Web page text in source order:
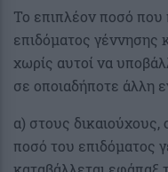
Το επιπλέον ποσό που
επιδόματος γέννησης
χωρίς αυτοί να
σε οποιαδήποτε άλλη
α) στους δικαιούχους,
ποσό του επιδόματος